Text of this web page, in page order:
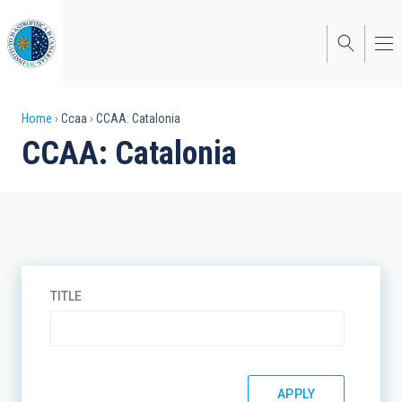
to
main
content
Breadcrumb
Home Ccaa CCAA: Catalonia
CCAA: Catalonia
TITLE